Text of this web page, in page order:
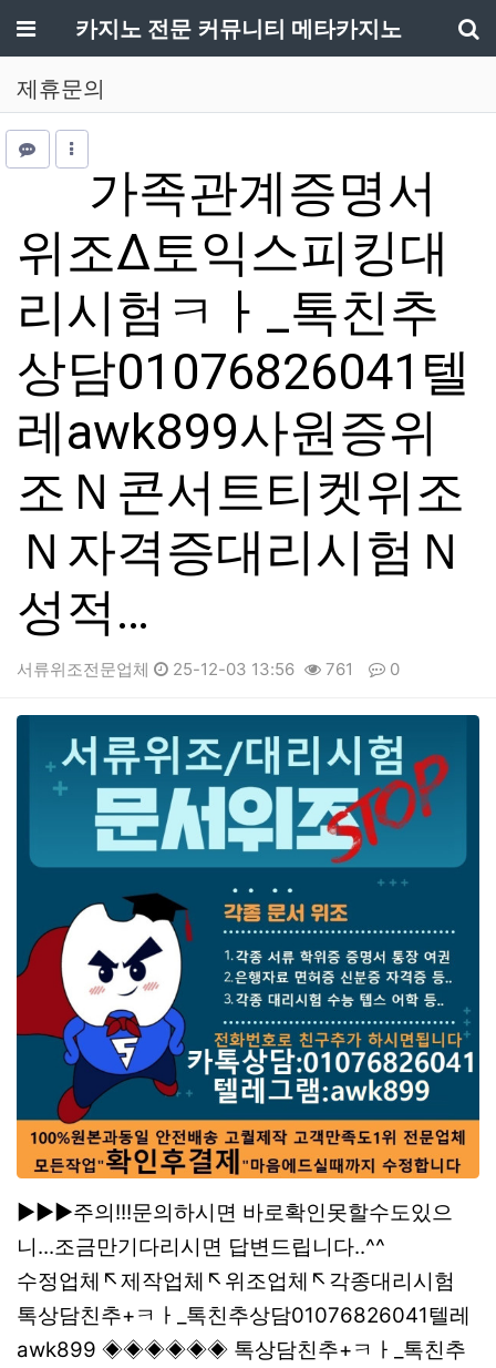
메뉴카지노 전문 커뮤니티 메타카지노
제휴문의
가족관계증명서
위조Δ토익스피킹대
리시험ㅋㅏ_톡친추
상담01076826041텔
레awk899사원증위
조Ｎ콘서트티켓위조
Ｎ자격증대리시험Ｎ
성적…
서류위조전문업체 25-12-03 13:56 761 0
본문
▶▶▶주의!!!문의하시면 바로확인못할수도있으
니...조금만기다리시면 답변드립니다..^^
수정업체↖제작업체↖위조업체↖각종대리시험
톡상담친추+ㅋㅏ_톡친추상담01076826041텔레
awk899 ◈◈◈◈◈◈ 톡상담친추+ㅋㅏ_톡친추